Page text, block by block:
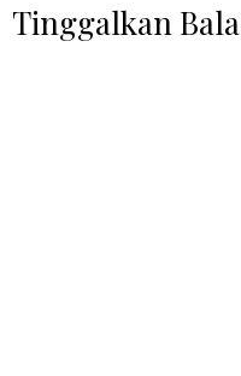
Tinggalkan